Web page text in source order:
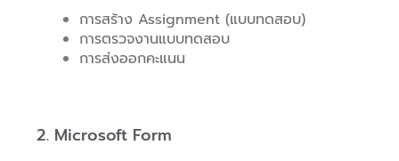
การสร้าง Assignment (แบบทดสอบ)
การตรวจงานแบบทดสอบ
การส่งออกคะแนน
2. Microsoft Form